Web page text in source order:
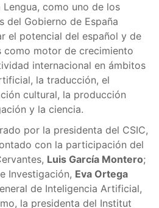
como uno de los
del Gobierno de España
el potencial del español y de
como motor de crecimiento
internacional en ámbitos
la traducción, el
cultural, la producción
y la ciencia.
por la presidenta del CSIC,
con la participación del
Luis García Montero;
Investigación, Eva Ortega
de Inteligencia Artificial,
la presidenta del Institut